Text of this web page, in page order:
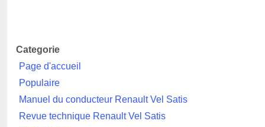
Categorie
Page d'accueil
Populaire
Manuel du conducteur Renault Vel Satis
Revue technique Renault Vel Satis